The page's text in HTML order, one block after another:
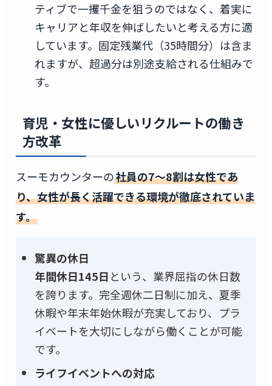
ティブで一攫千金を狙うのではなく、着実に
キャリアと年収を伸ばしたいと考える方に適
しています。固定残業代（35時間分）は含ま
れますが、超過分は別途支給される仕組みで
す。
育児・女性に優しいリクルートの働き
方改革
スーモカウンターの社員の7〜8割は女性であ
り、女性が長く活躍できる環境が徹底されていま
す。
驚異の休日
年間休日145日という、業界屈指の休日数
を誇ります。完全週休二日制に加え、夏季
休暇や年末年始休暇が充実しており、プラ
イベートを大切にしながら働くことが可能
です。
ライフイベントへの対応